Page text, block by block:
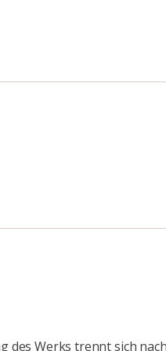
des Werks trennt sich